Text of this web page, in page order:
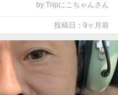
by Tripにこちゃんさん
投稿日：9ヶ月前